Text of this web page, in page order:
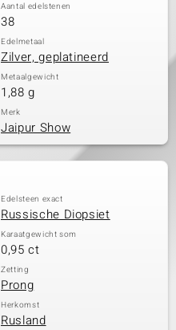
Aantal edelstenen
38
Edelmetaal
Zilver, geplatineerd
Metaalgewicht
1,88 g
Merk
Jaipur Show
Edelsteen exact
Russische Diopsiet
Karaatgewicht som
0,95 ct
Zetting
Prong
Herkomst
Rusland